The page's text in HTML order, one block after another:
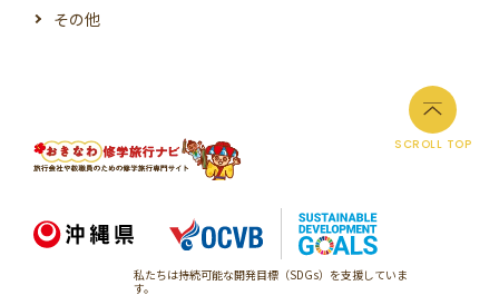
その他
SCROLL TOP
私たちは持続可能な開発目標（SDGs）を支援していま
す。